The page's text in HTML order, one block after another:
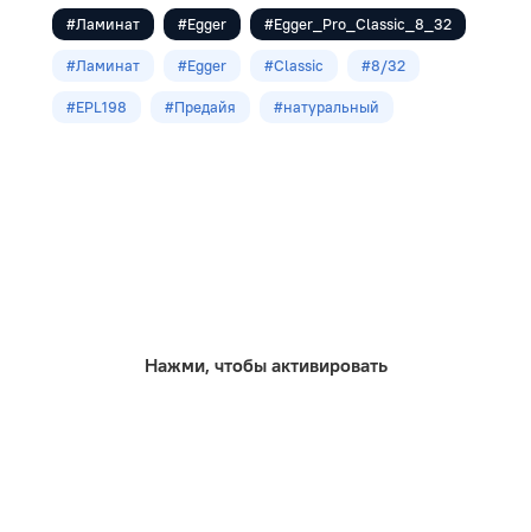
Коричневый
Класс
#Ламинат #Egger #Egger_Pro_Classic_8_32
#Ламинат #Egger #Classic #8/32
#EPL198 #Предайя #натуральный
Нажми, чтобы активировать